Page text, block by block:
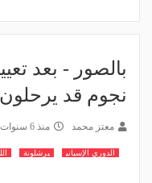
نجوم قد
معتز محمد منذ 6 سنوات
الدوري الإسباني برشلونة